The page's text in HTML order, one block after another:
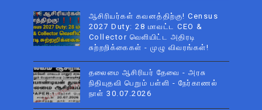
ஆசிரியர்கள் கவனத்திற்கு! Census
2027 Duty: 28 மாவட்ட CEO &
Collector வெளியிட்ட அதிரடி
சுற்றறிக்கைகள் - முழு விவரங்கள்!
தலைமை ஆசிரியர் தேவை - அரசு
நிதியுதவி பெறும் பள்ளி - நேர்காணல்
நாள் 30.07.2026